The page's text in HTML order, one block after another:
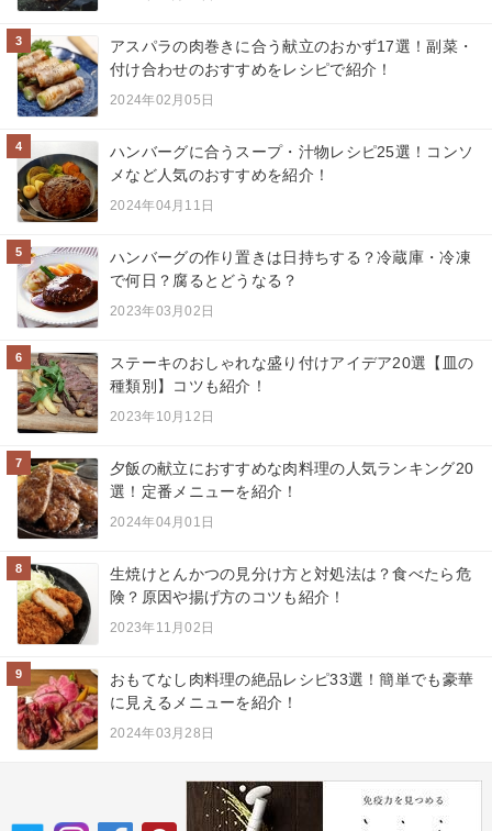
3
アスパラの肉巻きに合う献立のおかず17選！副菜・
付け合わせのおすすめをレシピで紹介！
2024年02月05日
4
ハンバーグに合うスープ・汁物レシピ25選！コンソ
メなど人気のおすすめを紹介！
2024年04月11日
5
ハンバーグの作り置きは日持ちする？冷蔵庫・冷凍
で何日？腐るとどうなる？
2023年03月02日
6
ステーキのおしゃれな盛り付けアイデア20選【皿の
種類別】コツも紹介！
2023年10月12日
7
夕飯の献立におすすめな肉料理の人気ランキング20
選！定番メニューを紹介！
2024年04月01日
8
生焼けとんかつの見分け方と対処法は？食べたら危
険？原因や揚げ方のコツも紹介！
2023年11月02日
9
おもてなし肉料理の絶品レシピ33選！簡単でも豪華
に見えるメニューを紹介！
2024年03月28日